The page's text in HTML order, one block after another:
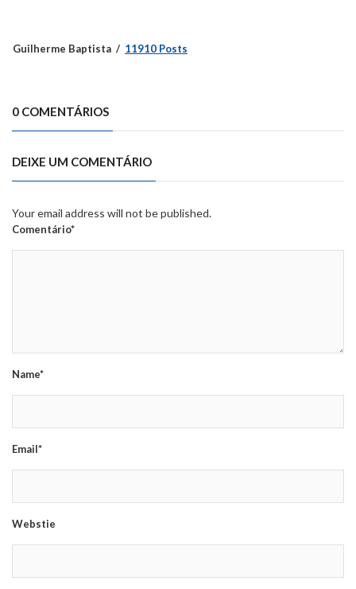
Guilherme Baptista 11910 Posts
0 COMENTÁRIOS
DEIXE UM COMENTÁRIO
Your email address will not be published.
Comentário*
Name*
Email*
Webstie